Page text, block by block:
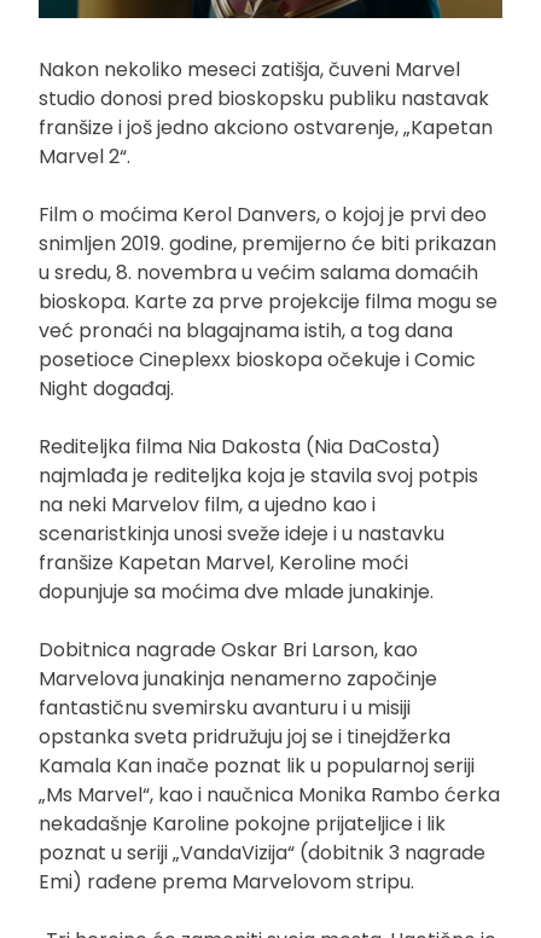
Nakon nekoliko meseci zatišja, čuveni Marvel
studio donosi pred bioskopsku publiku nastavak
franšize i još jedno akciono ostvarenje, „Kapetan
Marvel 2“.
Film o moćima Kerol Danvers, o kojoj je prvi deo
snimljen 2019. godine, premijerno će biti prikazan
u sredu, 8. novembra u većim salama domaćih
bioskopa. Karte za prve projekcije filma mogu se
već pronaći na blagajnama istih, a tog dana
posetioce Cineplexx bioskopa očekuje i Comic
Night događaj.
Rediteljka filma Nia Dakosta (Nia DaCosta)
najmlađa je rediteljka koja je stavila svoj potpis
na neki Marvelov film, a ujedno kao i
scenaristkinja unosi sveže ideje i u nastavku
franšize Kapetan Marvel, Keroline moći
dopunjuje sa moćima dve mlade junakinje.
Dobitnica nagrade Oskar Bri Larson, kao
Marvelova junakinja nenamerno započinje
fantastičnu svemirsku avanturu i u misiji
opstanka sveta pridružuju joj se i tinejdžerka
Kamala Kan inače poznat lik u popularnoj seriji
„Ms Marvel“, kao i naučnica Monika Rambo ćerka
nekadašnje Karoline pokojne prijateljice i lik
poznat u seriji „VandaVizija“ (dobitnik 3 nagrade
Emi) rađene prema Marvelovom stripu.